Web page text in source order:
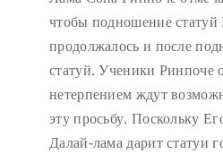
чтобы подношение статуй
продолжалось и после
статуй. Ученики Ринпоче
нетерпением ждут
эту просьбу. Поскольку
Далай-лама дарит статуи